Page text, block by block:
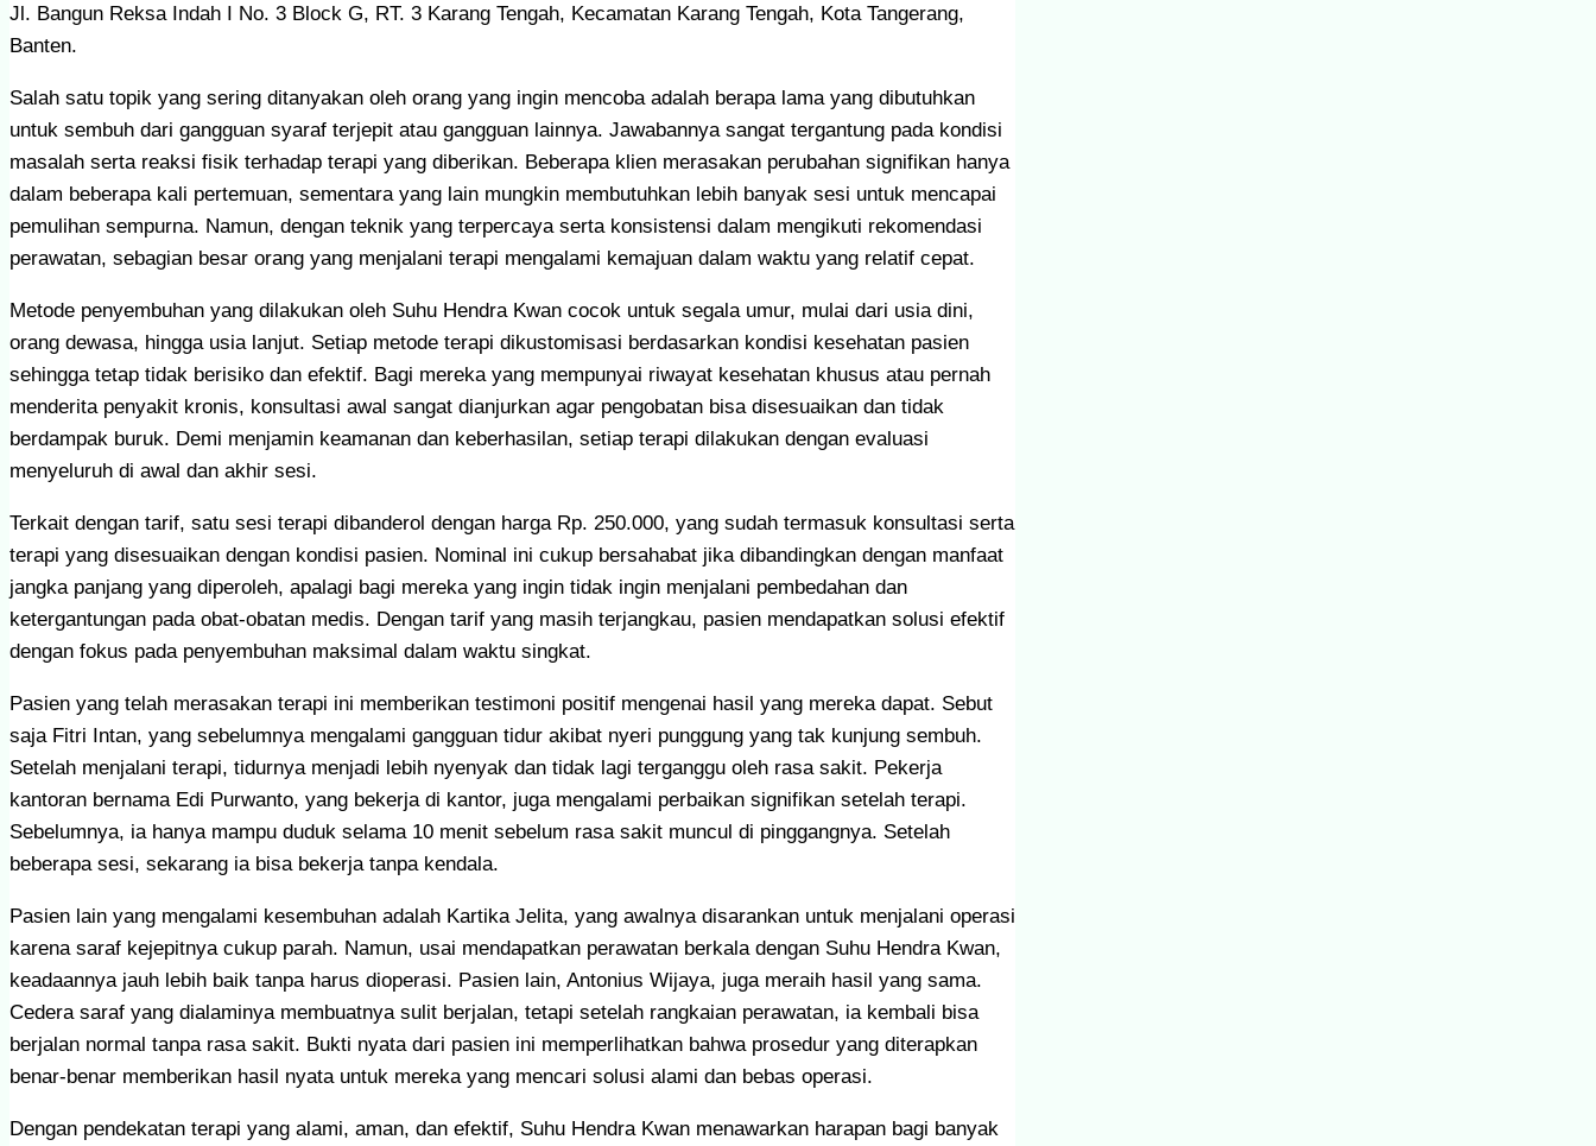
Jl. Bangun Reksa Indah I No. 3 Block G, RT. 3 Karang Tengah, Kecamatan Karang Tengah, Kota Tangerang,
Banten.
Salah satu topik yang sering ditanyakan oleh orang yang ingin mencoba adalah berapa lama yang dibutuhkan
untuk sembuh dari gangguan syaraf terjepit atau gangguan lainnya. Jawabannya sangat tergantung pada kondisi
masalah serta reaksi fisik terhadap terapi yang diberikan. Beberapa klien merasakan perubahan signifikan hanya
dalam beberapa kali pertemuan, sementara yang lain mungkin membutuhkan lebih banyak sesi untuk mencapai
pemulihan sempurna. Namun, dengan teknik yang terpercaya serta konsistensi dalam mengikuti rekomendasi
perawatan, sebagian besar orang yang menjalani terapi mengalami kemajuan dalam waktu yang relatif cepat.
Metode penyembuhan yang dilakukan oleh Suhu Hendra Kwan cocok untuk segala umur, mulai dari usia dini,
orang dewasa, hingga usia lanjut. Setiap metode terapi dikustomisasi berdasarkan kondisi kesehatan pasien
sehingga tetap tidak berisiko dan efektif. Bagi mereka yang mempunyai riwayat kesehatan khusus atau pernah
menderita penyakit kronis, konsultasi awal sangat dianjurkan agar pengobatan bisa disesuaikan dan tidak
berdampak buruk. Demi menjamin keamanan dan keberhasilan, setiap terapi dilakukan dengan evaluasi
menyeluruh di awal dan akhir sesi.
Terkait dengan tarif, satu sesi terapi dibanderol dengan harga Rp. 250.000, yang sudah termasuk konsultasi serta
terapi yang disesuaikan dengan kondisi pasien. Nominal ini cukup bersahabat jika dibandingkan dengan manfaat
jangka panjang yang diperoleh, apalagi bagi mereka yang ingin tidak ingin menjalani pembedahan dan
ketergantungan pada obat-obatan medis. Dengan tarif yang masih terjangkau, pasien mendapatkan solusi efektif
dengan fokus pada penyembuhan maksimal dalam waktu singkat.
Pasien yang telah merasakan terapi ini memberikan testimoni positif mengenai hasil yang mereka dapat. Sebut
saja Fitri Intan, yang sebelumnya mengalami gangguan tidur akibat nyeri punggung yang tak kunjung sembuh.
Setelah menjalani terapi, tidurnya menjadi lebih nyenyak dan tidak lagi terganggu oleh rasa sakit. Pekerja
kantoran bernama Edi Purwanto, yang bekerja di kantor, juga mengalami perbaikan signifikan setelah terapi.
Sebelumnya, ia hanya mampu duduk selama 10 menit sebelum rasa sakit muncul di pinggangnya. Setelah
beberapa sesi, sekarang ia bisa bekerja tanpa kendala.
Pasien lain yang mengalami kesembuhan adalah Kartika Jelita, yang awalnya disarankan untuk menjalani operasi
karena saraf kejepitnya cukup parah. Namun, usai mendapatkan perawatan berkala dengan Suhu Hendra Kwan,
keadaannya jauh lebih baik tanpa harus dioperasi. Pasien lain, Antonius Wijaya, juga meraih hasil yang sama.
Cedera saraf yang dialaminya membuatnya sulit berjalan, tetapi setelah rangkaian perawatan, ia kembali bisa
berjalan normal tanpa rasa sakit. Bukti nyata dari pasien ini memperlihatkan bahwa prosedur yang diterapkan
benar-benar memberikan hasil nyata untuk mereka yang mencari solusi alami dan bebas operasi.
Dengan pendekatan terapi yang alami, aman, dan efektif, Suhu Hendra Kwan menawarkan harapan bagi banyak